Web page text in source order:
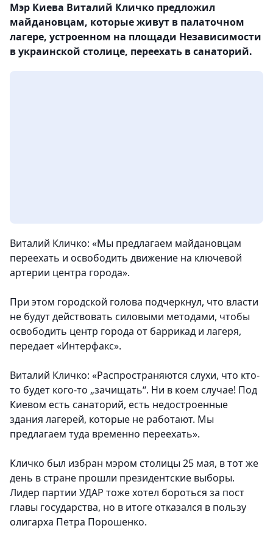
Мэр Киева Виталий Кличко предложил
майдановцам, которые живут в палаточном
лагере, устроенном на площади Независимости
в украинской столице, переехать в санаторий.
Виталий Кличко: «Мы предлагаем майдановцам
переехать и освободить движение на ключевой
артерии центра города».
При этом городской голова подчеркнул, что власти
не будут действовать силовыми методами, чтобы
освободить центр города от баррикад и лагеря,
передает «Интерфакс».
Виталий Кличко: «Распространяются слухи, что кто-
то будет кого-то „зачищать“. Ни в коем случае! Под
Киевом есть санаторий, есть недостроенные
здания лагерей, которые не работают. Мы
предлагаем туда временно переехать».
Кличко был избран мэром столицы 25 мая, в тот же
день в стране прошли президентские выборы.
Лидер партии УДАР тоже хотел бороться за пост
главы государства, но в итоге отказался в пользу
олигарха Петра Порошенко.